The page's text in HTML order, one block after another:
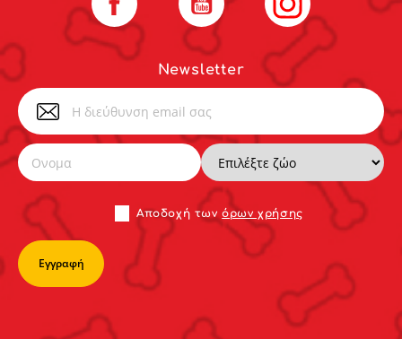
Newsletter
Αποδoχή τωνόρων χρήσης